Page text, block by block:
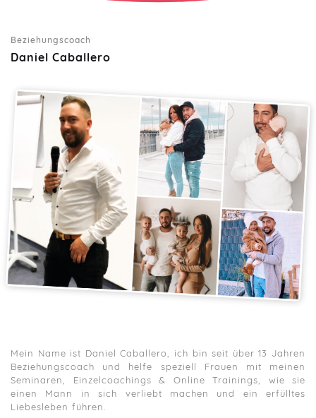
Beziehungscoach
Daniel Caballero
Mein Name ist Daniel Caballero, ich bin seit über 13 Jahren
Beziehungscoach und helfe speziell Frauen mit meinen
Seminaren, Einzelcoachings & Online Trainings, wie sie
einen Mann in sich verliebt machen und ein erfülltes
Liebesleben führen.